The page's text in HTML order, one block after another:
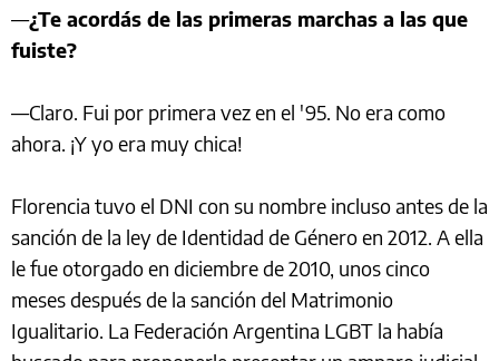
—¿Te acordás de las primeras marchas a las que
fuiste?
—Claro. Fui por primera vez en el '95. No era como
ahora. ¡Y yo era muy chica!
Florencia tuvo el DNI con su nombre incluso antes de la
sanción de la ley de Identidad de Género en 2012. A ella
le fue otorgado en diciembre de 2010, unos cinco
meses después de la sanción del Matrimonio
Igualitario. La Federación Argentina LGBT la había